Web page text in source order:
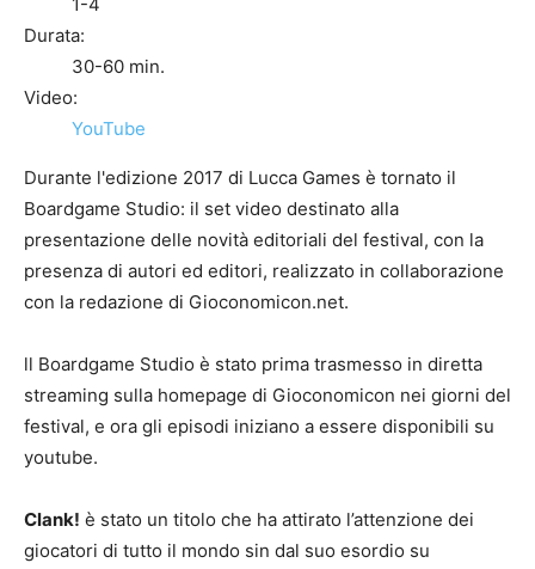
Durata:
30-60 min.
Video:
YouTube
Durante l'edizione 2017 di Lucca Games è tornato il
Boardgame Studio: il set video destinato alla
presentazione delle novità editoriali del festival, con la
presenza di autori ed editori, realizzato in collaborazione
con la redazione di Gioconomicon.net.
ll Boardgame Studio è stato prima trasmesso in diretta
streaming sulla homepage di Gioconomicon nei giorni del
festival, e ora gli episodi iniziano a essere disponibili su
youtube.
Clank! è stato un titolo che ha attirato l’attenzione dei
giocatori di tutto il mondo sin dal suo esordio su